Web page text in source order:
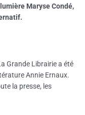
Maryse Condé,
Grande Librairie a été
Annie Ernaux.
la presse, les